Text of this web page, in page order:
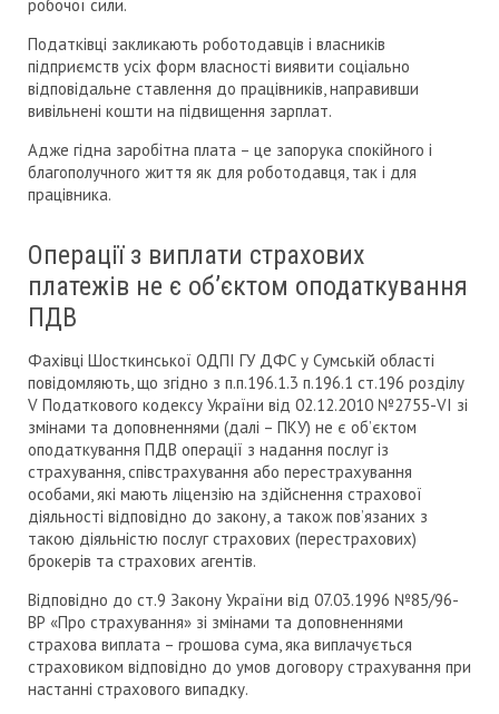
робочої сили.
Податківці закликають роботодавців і власників
підприємств усіх форм власності виявити соціально
відповідальне ставлення до працівників, направивши
вивільнені кошти на підвищення зарплат.
Адже гідна заробітна плата – це запорука спокійного і
благополучного життя як для роботодавця, так і для
працівника.
Операції з виплати страхових
платежів не є об’єктом оподаткування
ПДВ
Фахівці Шосткинської ОДПІ ГУ ДФС у Сумській області
повідомляють, що згідно з п.п.196.1.3 п.196.1 ст.196 розділу
V Податкового кодексу України від 02.12.2010 №2755-VI зі
змінами та доповненнями (далі – ПКУ) не є об’єктом
оподаткування ПДВ операції з надання послуг із
страхування, співстрахування або перестрахування
особами, які мають ліцензію на здійснення страхової
діяльності відповідно до закону, а також пов’язаних з
такою діяльністю послуг страхових (перестрахових)
брокерів та страхових агентів.
Відповідно до ст.9 Закону України від 07.03.1996 №85/96-
ВР «Про страхування» зі змінами та доповненнями
страхова виплата – грошова сума, яка виплачується
страховиком відповідно до умов договору страхування при
настанні страхового випадку.